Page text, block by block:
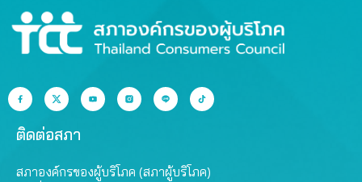
ติดต่อสภา
สภาองค์กรของผู้บริโภค (สภาผู้บริโภค)